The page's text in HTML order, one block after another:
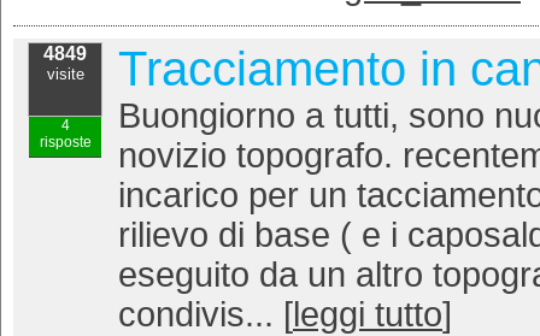
4849
visite
4
risposte
Tracciamento in
Buongiorno a tutti, sono
novizio topografo.
incarico per un
rilievo di base ( e i
eseguito da un altro
condivis... [ leggi tutto]